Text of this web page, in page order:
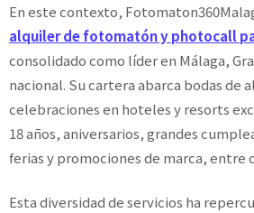
En este contexto,
alquiler de fotomatón y photocall
consolidado como líder en Málaga,
nacional. Su cartera abarca bodas de
celebraciones en hoteles y resorts
18 años, aniversarios, grandes
ferias y promociones de marca, entre
Esta diversidad de servicios ha